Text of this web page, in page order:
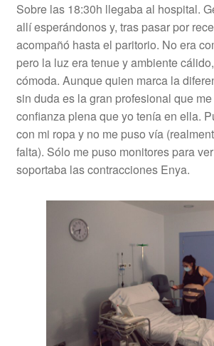
Sobre las 18:30h llegaba al hospital.
allí esperándonos y, tras pasar por
acompañó hasta el paritorio. No era
pero la luz era tenue y ambiente
cómoda. Aunque quien marca la
sin duda es la gran profesional que
confianza plena que yo tenía en ella.
con mi ropa y no me puso vía
falta). Sólo me puso monitores para
soportaba las contracciones Enya.